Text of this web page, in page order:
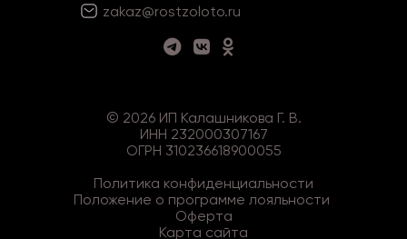
zakaz@rostzoloto.ru
© 2026ИП Калашникова Г. В.
ИНН 232000307167
ОГРН 310236618900055
Политика конфиденциальности
Положение о программе лояльности
Оферта
Карта сайта